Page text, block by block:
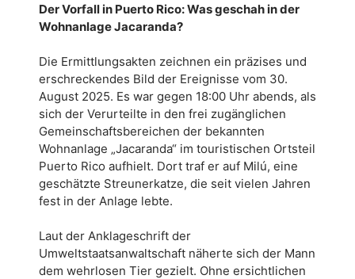
Der Vorfall in Puerto Rico: Was geschah in der
Wohnanlage Jacaranda?
Die Ermittlungsakten zeichnen ein präzises und
erschreckendes Bild der Ereignisse vom 30.
August 2025. Es war gegen 18:00 Uhr abends, als
sich der Verurteilte in den frei zugänglichen
Gemeinschaftsbereichen der bekannten
Wohnanlage „Jacaranda“ im touristischen Ortsteil
Puerto Rico aufhielt. Dort traf er auf Milú, eine
geschätzte Streunerkatze, die seit vielen Jahren
fest in der Anlage lebte.
Laut der Anklageschrift der
Umweltstaatsanwaltschaft näherte sich der Mann
dem wehrlosen Tier gezielt. Ohne ersichtlichen